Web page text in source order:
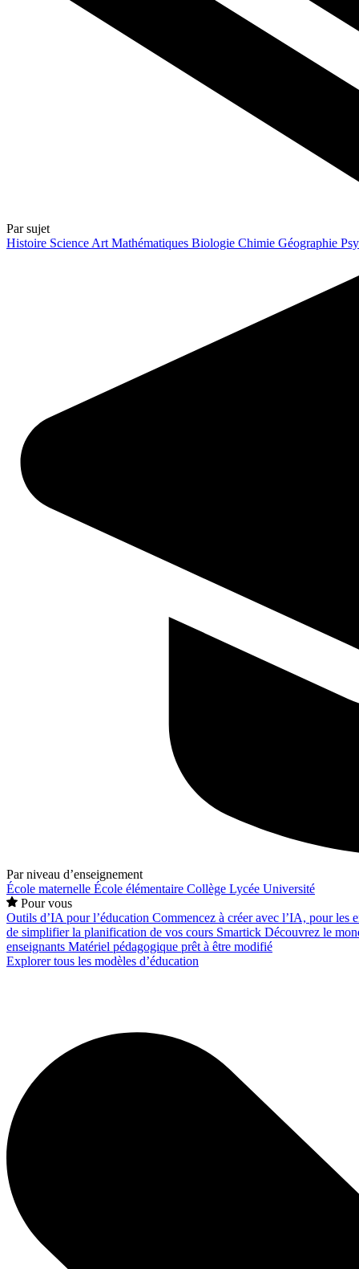
Par sujet
Histoire Science Art Mathématiques Biologie Chimie Géographie
Par niveau d’enseignement
École maternelle École élémentaire Collège Lycée Université
Pour vous
Outils d’IA pour l’éducation Commencez à créer avec l’IA, pour les
de simplifier la planification de vos cours Smartick Découvrez le
enseignants Matériel pédagogique prêt à être modifié
Explorer tous les modèles d’éducation